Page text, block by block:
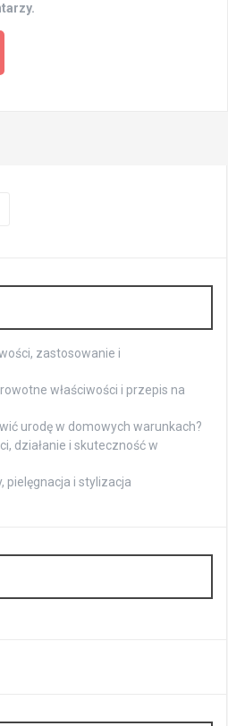
zastosowanie i
właściwości i przepis na
urodę w domowych warunkach?
działanie i skuteczność w
pielęgnacja i stylizacja